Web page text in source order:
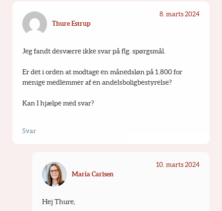
Thure Estrup
8. marts 2024
Jeg fandt desværre ikke svar på flg. spørgsmål.
Er det i orden at modtage en månedsløn på 1.800 for
menige medlemmer af en andelsboligbestyrelse?
Kan I hjælpe med svar?
Svar
Maria Carlsen
10. marts 2024
Hej Thure,